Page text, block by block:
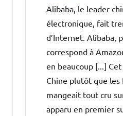
Alibaba, le leader
électronique, fait
d’Internet. Alibaba,
correspond à
en beaucoup [...]
Chine plutôt que les
mangeait tout cru
apparu en premier